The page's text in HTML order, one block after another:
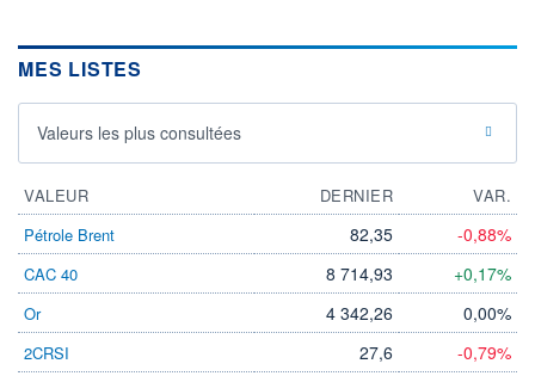
MES LISTES
Valeurs les plus consultées
VALEUR DERNIER
VAR.
Pétrole Brent
82,35 -0,88%
CAC 40 8 714,93 +0,17%
Or 4 342,26 0,00%
2CRSI 27,6 -0,79%